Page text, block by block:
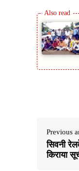
Previous
सिवनी
किराया